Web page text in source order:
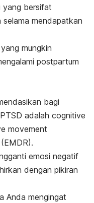
yang bersifat
mendapatkan
mungkin
postpartum
bagi
adalah cognitive
movement
(EMDR).
emosi negatif
dengan pikiran
Anda mengingat